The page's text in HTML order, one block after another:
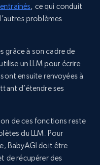
, ce qui conduit
problèmes
grâce à son cadre de
un LLM pour écrire
ensuite renvoyées à
d’étendre ses
de ces fonctions reste
du LLM. Pour
BabyAGI doit être
de récupérer des